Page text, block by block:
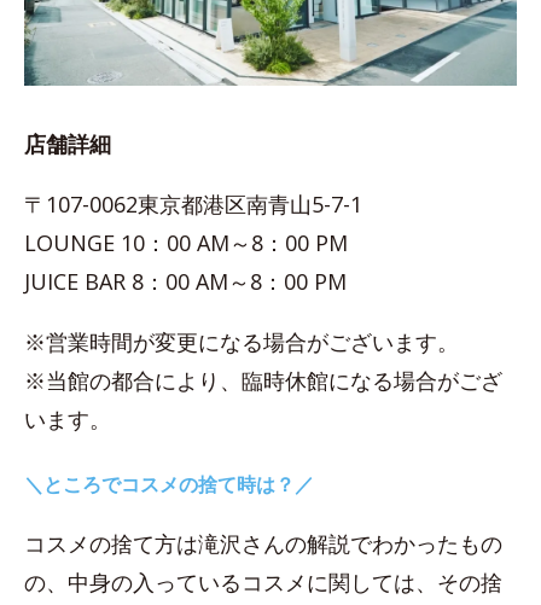
店舗詳細
〒107-0062東京都港区南青山5-7-1
LOUNGE 10：00 AM～8：00 PM
JUICE BAR 8：00 AM～8：00 PM
※営業時間が変更になる場合がございます。
※当館の都合により、臨時休館になる場合がござ
います。
＼ところでコスメの捨て時は？／
コスメの捨て方は滝沢さんの解説でわかったもの
の、中身の入っているコスメに関しては、その捨